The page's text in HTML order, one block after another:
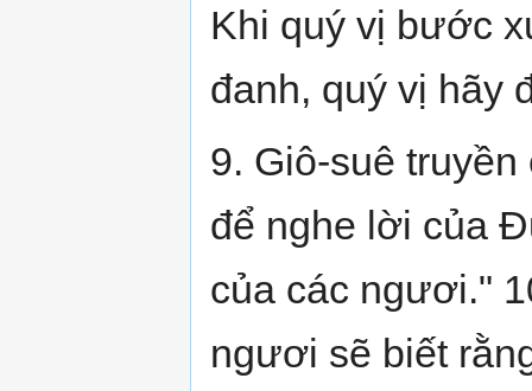
Khi quý vị bước
đanh, quý vị hãy
9. Giô-suê
để nghe lời của
của các ngươi."
ngươi sẽ biết